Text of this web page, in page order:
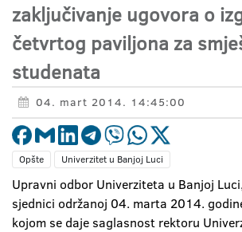
zaključivanje ugovora o
četvrtog paviljona za
studenata
04. mart 2014. 14:45:00
Opšte Univerzitet u Banjoj Luci
Upravni odbor Univerziteta u Banjoj
sjednici održanoj 04. marta 2014.
kojom se daje saglasnost rektoru